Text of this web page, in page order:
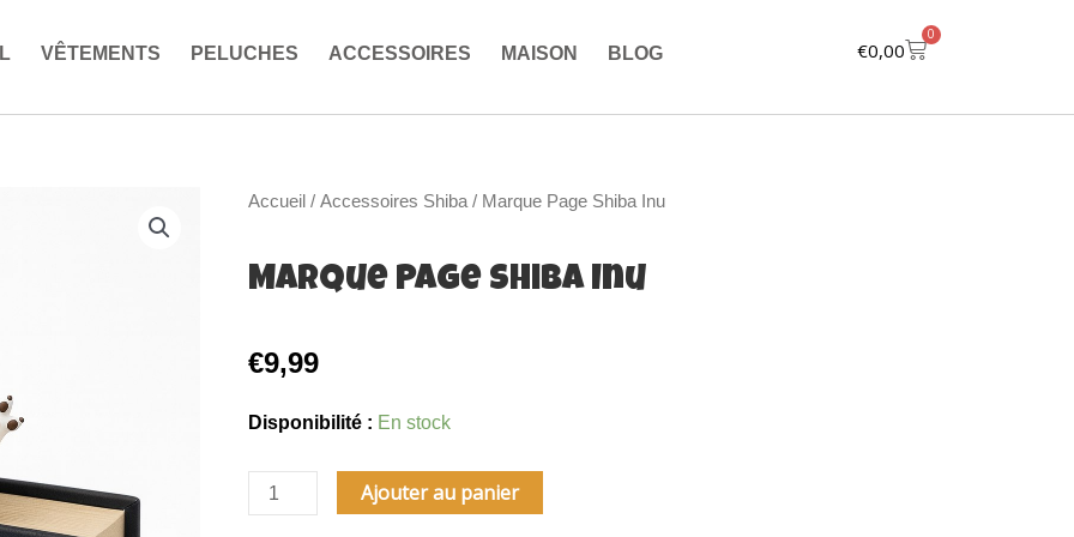
VÊTEMENTS PELUCHES ACCESSOIRES MAISON BLOG €0,00
0
Cart
Accueil / Accessoires Shiba / Marque Page Shiba Inu
Marque Page Shiba Inu
€9,99
Disponibilité : En stock
quantité
Marque
Page
Ajouter au panier